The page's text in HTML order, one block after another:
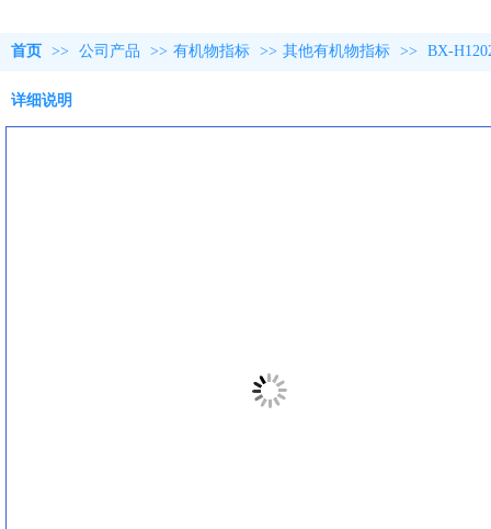
首页 >> 公司产品 >> 有机物指标 >> 其他有机物指标 >> BX-
详细说明